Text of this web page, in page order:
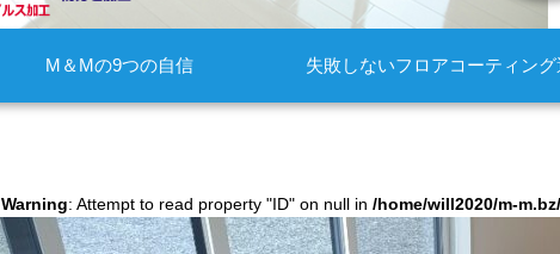
M＆Mの9つの自信 失敗しないフロアコーティン
Warning: Attempt to read property "ID" on null in /home/will2020/m-